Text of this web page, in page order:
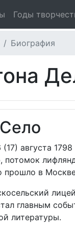
Годы
Биография
августа
прошло в
главным
литературы.